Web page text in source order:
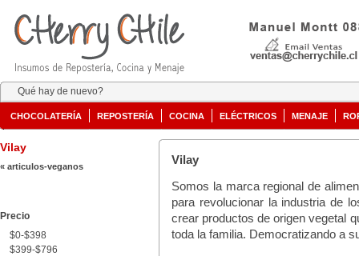
Qué hay de nuevo?
CHOCOLATERÍA REPOSTERÍA COCINA ELÉCTRICOS MENAJE
Vilay
« articulos-veganos
Precio
$0-$398
$399-$796
Vilay
Somos la marca regional de
para revolucionar la industria de
crear productos de origen vegetal
toda la familia. Democratizando a